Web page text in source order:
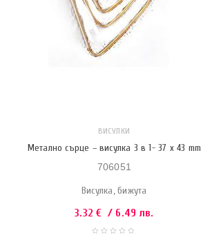
ВИСУЛКИ
Метално сърце – висулка 3 в 1- 37 x 43 mm
706051
Висулка, бижута
3.32€ / 6.49 лв.